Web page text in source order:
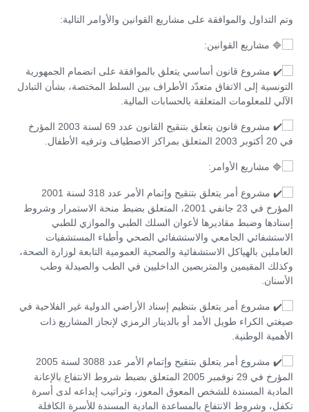
وتم التداول والموافقة على مشاريع القوانين والأوامر التالية:
مشاريع القوانين:
مشروع قانون أساسي يتعلق بالموافقة على انضمام الجمهورية
التونسية إلى الاتفاق متعدّد الأطراف بين السلط المختصة، بشأن التبادل
الآلي للمعلومات المتعلقة بالحسابات المالية.
مشروع قانون يتعلق بتنقيح القانون عدد 69 لسنة 2003 المؤرخ
في 20 أكتوبر 2003 المتعلق بمراكز الاصطياف وترفيه الأطفال.
مشاريع الأوامر:
مشروع أمر يتعلق بتنقيح وإتمام الأمر عدد 318 لسنة 2001
المؤرخ في 23 جانفي 2001، المتعلق بضبط منحة الاستمرار وشروط
إسنادها وضبط مقاديرها لأعوان السلك الطبي والموازي للطبي
الاستشفائي الجامعي والاستشفائي الصحي وأطباء المستشفيات
العاملين بالهياكل الاستشفائية والصحية العمومية التابعة لوزارة الصحة،
وكذلك المقيمين والمتربصين الداخليين في الطب والصيدلة وطب
الأسنان.
مشروع أمر يتعلق بتنظيم إسناد الأراضي الدولية غير الفلاحية في
صيغتي الكراء طويل الأمد أو بالدينار الرمزي لإنجاز المشاريع ذات
الأهمية الوطنية.
مشروع أمر يتعلق بتنقيح وإتمام الأمر عدد 3088 لسنة 2005
المؤرخ في 29 نوفمبر 2005 المتعلق بضبط شروط الانتفاع بالإعانة
المادية المسندة للشخص المعوق المعوز، وتراتيب إيداعه لدى أسرة
تكفل، وشروط الانتفاع بالمساعدة المادية المسندة للأسرة الكافلة